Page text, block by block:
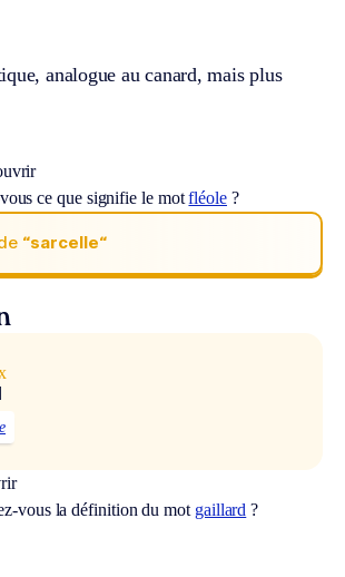
analogue au canard, mais plus
ce que signifie le motfléole?
“sarcelle“
vous la définition du mot gaillard ?